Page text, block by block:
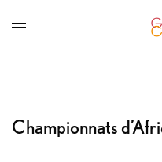
Championnats